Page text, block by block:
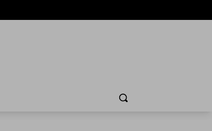
Cerca